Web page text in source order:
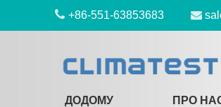
+86-551-63853683
ДОДОМУ ПРО